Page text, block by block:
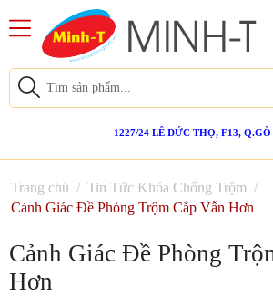
1227/24 LÊ ĐỨC THỌ, F13, Q.GÒ
Trang chủ / Tin Tức Khóa Chống Trộm /
Cảnh Giác Đề Phòng Trộm Cắp Vẫn Hơn
Cảnh Giác Đề Phòng
Hơn